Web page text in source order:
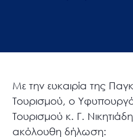
Με την ευκαιρία της
Τουρισμού, ο
Τουρισμού κ. Γ.
ακόλουθη δήλωση: